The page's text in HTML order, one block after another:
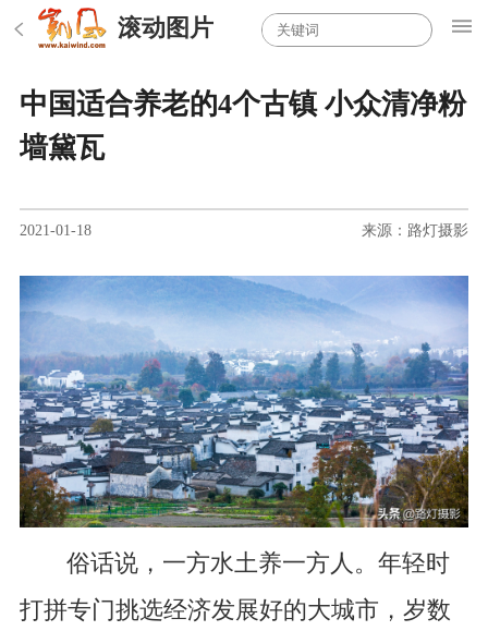
滚动图片
中国适合养老的4个古镇 小众清净粉
墙黛瓦
2021-01-18 来源：路灯摄影
俗话说，一方水土养一方人。年轻时
打拼专门挑选经济发展好的大城市，岁数